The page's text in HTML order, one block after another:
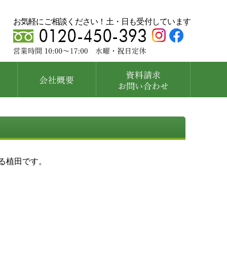
お気軽にご相談ください！土・日も受付しています
植田です。